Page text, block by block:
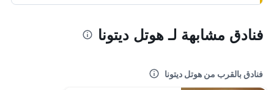
فنادق مشابهة لـ هوتل ديتونا
فنادق بالقرب من هوتل ديتونا